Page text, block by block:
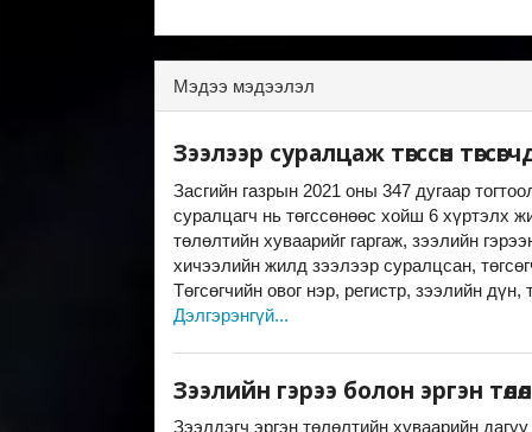
Мэдээ мэдээлэл
Зээлээр суралцаж төгссөн
Засгийн газрын 2021 оны 347 дугаар
суралцагч нь төгссөнөөс хойш 6 хүртэлх
төлөлтийн хуваарийг гаргаж, зээлийн
хичээлийн жилд зээлээр суралцсан,
Төгсөгчийн овог нэр, регистр, зээлийн
Дэлгэрэнгүй...
Зээлийн гэрээ болон эргэн
Зээлдэгч эргэн төлөлтийн хуваарийн